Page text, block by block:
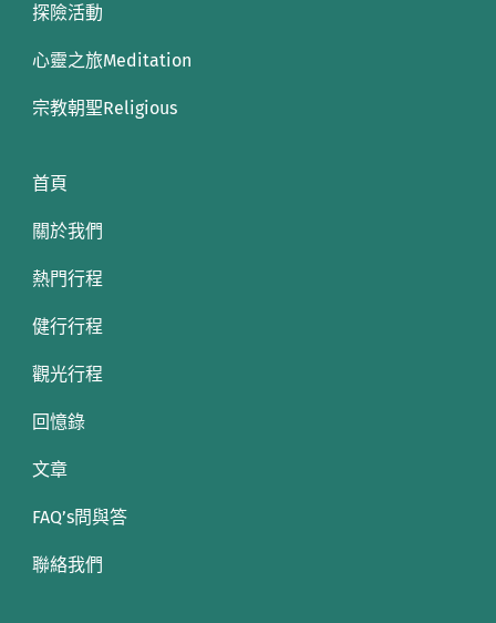
探險活動
心靈之旅Meditation
宗教朝聖Religious
首頁
關於我們
熱門行程
健行行程
觀光行程
回憶錄
文章
FAQ’s問與答
聯絡我們